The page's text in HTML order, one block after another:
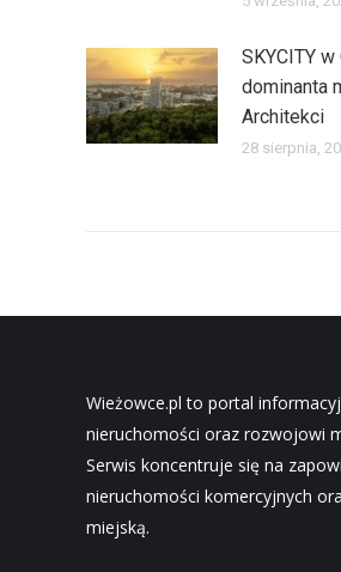
SKYCITY
dominanta
Architekci
28 sierpnia,
Wieżowce.pl to portal
nieruchomości oraz rozwojowi
Serwis koncentruje się na
nieruchomości komercyjnych
miejską.